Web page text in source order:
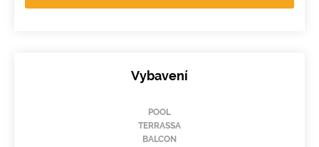
Vybavení
POOL
TERRASSA
BALCON